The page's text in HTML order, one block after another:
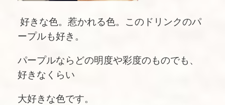
好きな色。惹かれる色。このドリンクのパ
ープルも好き。
パープルならどの明度や彩度のものでも、
好きなくらい
大好きな色です。